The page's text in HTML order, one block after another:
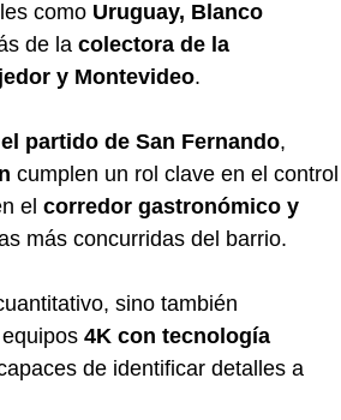
como Uruguay, Blanco
de la colectora de la
y Montevideo.
partido de San Fernando,
cumplen un rol clave en el control
el corredor gastronómico y
más concurridas del barrio.
sino también
4K con tecnología
de identificar detalles a